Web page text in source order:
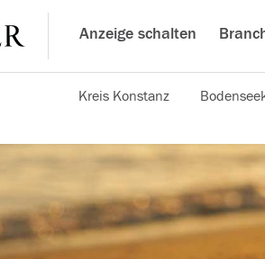
Anzeige schalten
Kreis Konstanz